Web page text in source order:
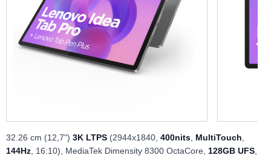
32.26 cm (12,7") 3K LTPS (2944x1840, 400nits MultiTouch
144Hz , 16:10), MediaTek Dimensity 8300 OctaCore, 128GB UFS